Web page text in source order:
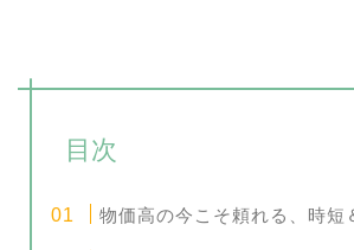
目次
物価高の今こそ頼れる、時短